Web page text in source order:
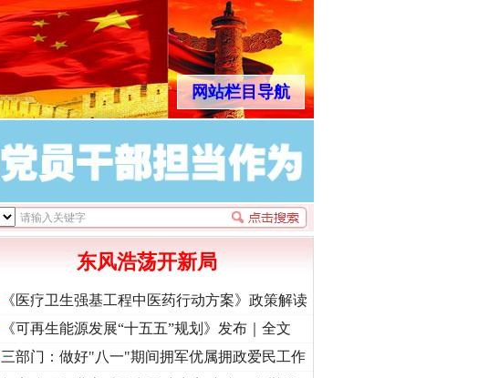
网站栏目导航
东风浩荡开新局
《医疗卫生强基工程中医药行动方案》政策解读
《可再生能源发展“十五五”规划》发布｜全文
三部门：做好"八一"期间拥军优属拥政爱民工作